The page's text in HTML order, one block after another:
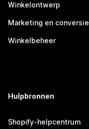
Winkelontwerp
Marketing en conversie
Winkelbeheer
Hulpbronnen
Shopify-helpcentrum